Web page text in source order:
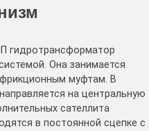
гидротрансформатор
Она занимается
муфтам. В
на центральную
сателлита
в постоянной сцепке с